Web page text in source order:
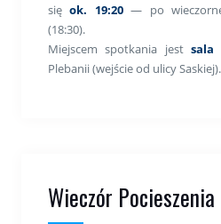
sięok. 19:20— po
(18:30).
Miejscem spotkania jest sala
Plebanii (wejście od ulicy Saskiej).
Wieczór Pocieszenia